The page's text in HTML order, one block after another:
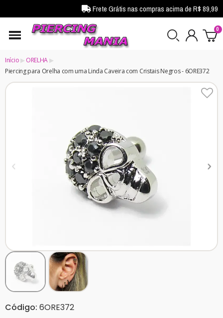
Frete Grátis nas compras acima de R$ 89,99
Início
ORELHA
Piercing para Orelha com uma Linda Caveira com Cristais Negros - 6ORE372
Código: 6ORE372